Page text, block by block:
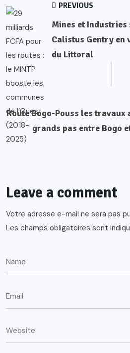
PREVIOUS
Mines et Industries
Calistus Gentry en
du Littoral
Route Bogo-Pouss les travaux
grands pas entre Bogo
Leave a comment
Votre adresse e-mail ne sera pas
Les champs obligatoires sont